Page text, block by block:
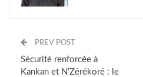
PREV POST
Sécurité renforcée à
Kankan et N’Zérékoré : le